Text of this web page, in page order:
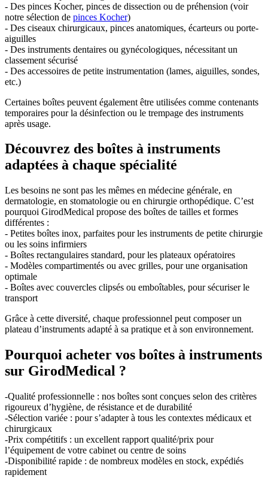
- Des pinces Kocher, pinces de dissection ou de préhension (voir
notre sélection de pinces Kocher)
- Des ciseaux chirurgicaux, pinces anatomiques, écarteurs ou porte-
aiguilles
- Des instruments dentaires ou gynécologiques, nécessitant un
classement sécurisé
- Des accessoires de petite instrumentation (lames, aiguilles, sondes,
etc.)
Certaines boîtes peuvent également être utilisées comme contenants
temporaires pour la désinfection ou le trempage des instruments
après usage.
Découvrez des boîtes à instruments
adaptées à chaque spécialité
Les besoins ne sont pas les mêmes en médecine générale, en
dermatologie, en stomatologie ou en chirurgie orthopédique. C’est
pourquoi GirodMedical propose des boîtes de tailles et formes
différentes :
- Petites boîtes inox, parfaites pour les instruments de petite chirurgie
ou les soins infirmiers
- Boîtes rectangulaires standard, pour les plateaux opératoires
- Modèles compartimentés ou avec grilles, pour une organisation
optimale
- Boîtes avec couvercles clipsés ou emboîtables, pour sécuriser le
transport
Grâce à cette diversité, chaque professionnel peut composer un
plateau d’instruments adapté à sa pratique et à son environnement.
Pourquoi acheter vos boîtes à instruments
sur GirodMedical ?
-Qualité professionnelle : nos boîtes sont conçues selon des critères
rigoureux d’hygiène, de résistance et de durabilité
-Sélection variée : pour s’adapter à tous les contextes médicaux et
chirurgicaux
-Prix compétitifs : un excellent rapport qualité/prix pour
l’équipement de votre cabinet ou centre de soins
-Disponibilité rapide : de nombreux modèles en stock, expédiés
rapidement